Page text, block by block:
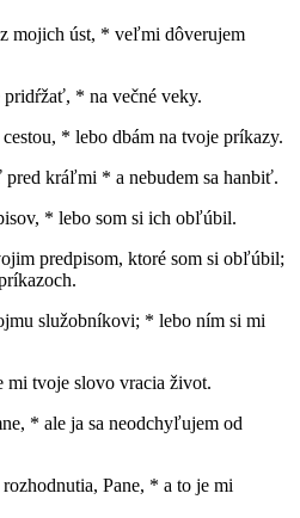
mojich úst, * veľmi dôverujem
pridŕžať, * na večné veky.
* lebo dbám na tvoje príkazy.
kráľmi * a nebudem sa hanbiť.
* lebo som si ich obľúbil.
predpisom, ktoré som si obľúbil;
služobníkovi; * lebo ním si mi
mi tvoje slovo vracia život.
* ale ja sa neodchyľujem od
Pane, * a to je mi